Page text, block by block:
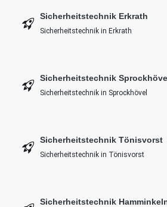
Sicherheitstechnik Erkrath
Sicherheitstechnik in Erkrath
Sicherheitstechnik
Sicherheitstechnik in Sprockhövel
Sicherheitstechnik Tönisvorst
Sicherheitstechnik in Tönisvorst
Sicherheitstechnik